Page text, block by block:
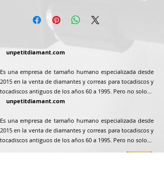
unpetitdiamant.com
Es una empresa de tamaño humano especializada desde
2015 en la venta de diamantes y correas para tocadiscos y
tocadiscos antiguos de los años 60 a 1995. Pero no solo...
unpetitdiamant.com
Es una empresa de tamaño humano especializada desde
2015 en la venta de diamantes y correas para tocadiscos y
tocadiscos antiguos de los años 60 a 1995. Pero no solo...